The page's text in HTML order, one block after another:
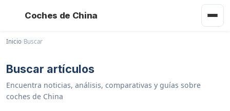
Coches de China
Inicio/Buscar
Buscar artículos
Encuentra noticias, análisis, comparativas y guías sobre
coches de China